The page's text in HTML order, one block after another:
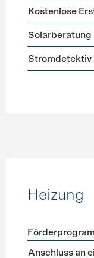
Kostenlose
Solarberatung
Stromdetektiv
Heizung
Anschluss an